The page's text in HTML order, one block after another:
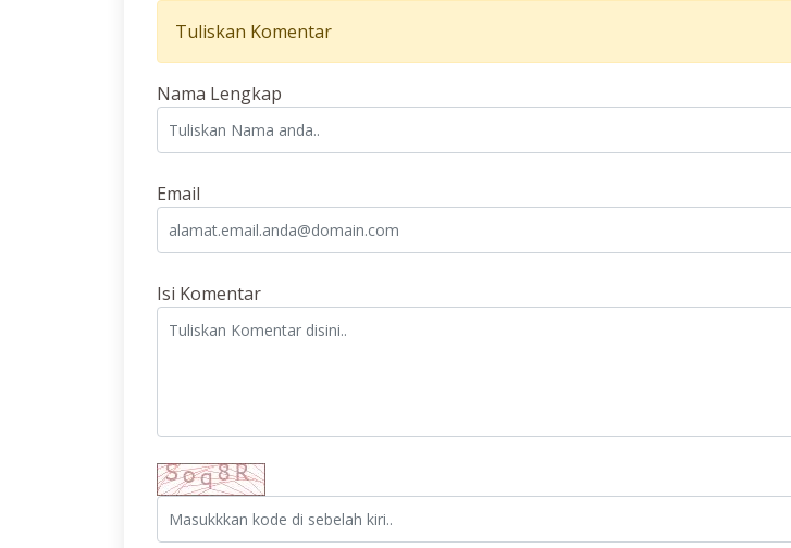
Tuliskan Komentar
Nama Lengkap
Email
Isi Komentar